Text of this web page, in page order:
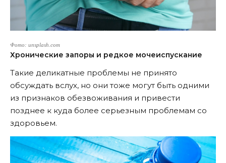
Фото: unsplash.com
Хронические запоры и редкое мочеиспускание
Такие деликатные проблемы не принято
обсуждать вслух, но они тоже могут быть одними
из признаков обезвоживания и привести
позднее к куда более серьезным проблемам со
здоровьем.